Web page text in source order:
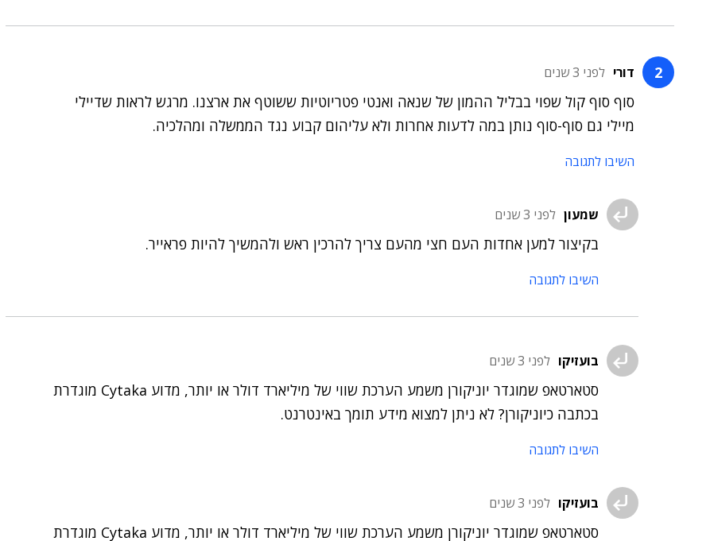
דורי לפני 3 שנים
סוף סוף קול שפוי בבליל ההמון של שנאה ואנטי פטריוטיות ששוטף את ארצנו. מרגש לראות שדיילי
מיילי גם סוף-סוף נותן במה לדעות אחרות ולא עליהום קבוע נגד הממשלה ומהלכיה.
השיבו לתגובה
שמעון לפני 3 שנים
בקיצור למען אחדות העם חצי מהעם צריך להרכין ראש ולהמשיך להיות פראייר.
השיבו לתגובה
בועזיקו לפני 3 שנים
סטארטאפ שמוגדר יוניקורן משמע הערכת שווי של מיליארד דולר או יותר, מדוע Cytaka מוגדרת
בכתבה כיוניקורן? לא ניתן למצוא מידע תומך באינטרנט.
השיבו לתגובה
בועזיקו לפני 3 שנים
סטארטאפ שמוגדר יוניקורן משמע הערכת שווי של מיליארד דולר או יותר, מדוע Cytaka מוגדרת